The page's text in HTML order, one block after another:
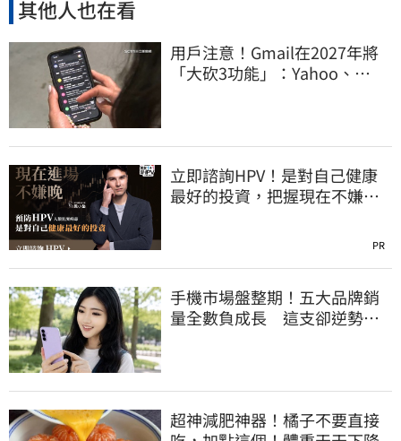
其他人也在看
用戶注意！Gmail在2027年將
「大砍3功能」：Yahoo、
立即諮詢HPV！是對自己健康
最好的投資，把握現在不嫌
PR
手機市場盤整期！五大品牌銷
量全數負成長 這支卻逆勢暴
超神減肥神器！橘子不要直接